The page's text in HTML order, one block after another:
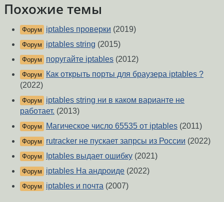
Похожие темы
Форум iptables проверки (2019)
Форум iptables string (2015)
Форум поругайте iptables (2012)
Форум
Как открыть порты для браузера iptables ?
(2022)
Форум
iptables string ни в каком варианте не
работает. (2013)
Форум Магическое число 65535 от iptables (2011)
Форум rutracker не пускает запрсы из России (2022)
Форум Iptables выдает ошибку (2021)
Форум iptables На андроиде (2022)
Форум iptables и почта (2007)